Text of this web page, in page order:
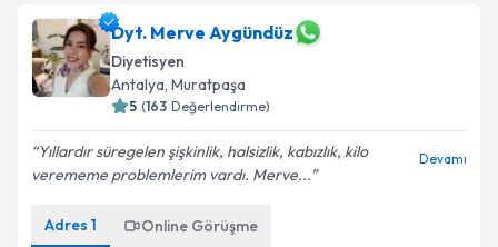
Dyt. Merve Aygündüz
Diyetisyen
Antalya, Muratpaşa
5 (163 Değerlendirme)
Yıllardır süregelen şişkinlik, halsizlik, kabızlık, kilo
verememe problemlerim vardı. Merve...
Devamı
Adres 1 Online Görüşme